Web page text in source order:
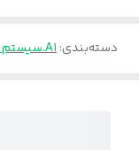
دسته‌بندی:A1.سیستم صوتی